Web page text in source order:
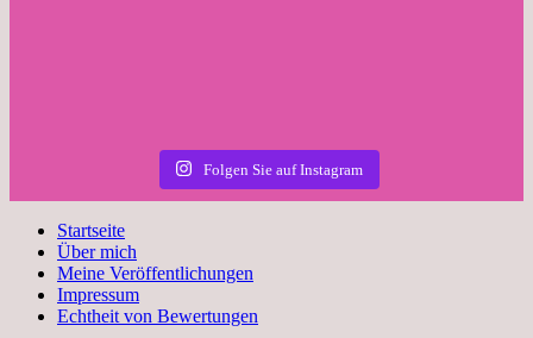
Folgen Sie auf Instagram
Startseite
Über mich
Meine Veröffentlichungen
Impressum
Echtheit von Bewertungen